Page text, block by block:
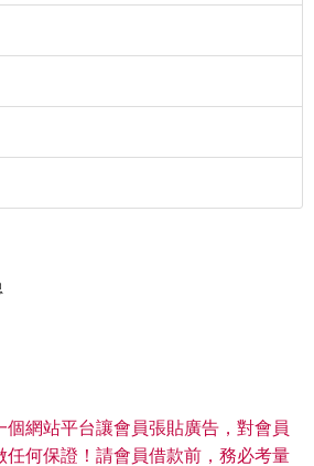
個網站平台讓會員張貼廣告，對會員
任何保證！請會員借款前，務必考量